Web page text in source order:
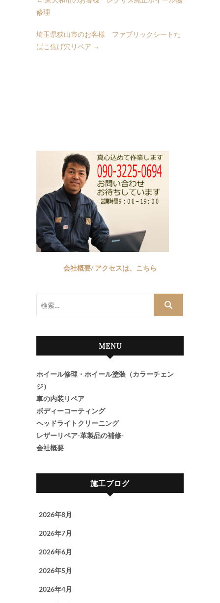
修理
埼玉県狭山市のお客様 ファブリックシートた
ばこ焦げ穴リペア →
会社概要/ アクセスは、こちら
MENU
ホイール修理・ホイール塗装（カラーチェン
ジ）
車の内装リペア
ボディーコーティング
ヘッドライトクリーニング
レザーリペア-革製品の補修-
会社概要
施工ブログ
2026年8月
2026年7月
2026年6月
2026年5月
2026年4月